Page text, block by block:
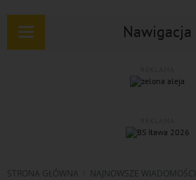
Nawigacja
Rozwiń
STRONA GŁÓWNA NAJNOWSZE WIADOMOŚCI